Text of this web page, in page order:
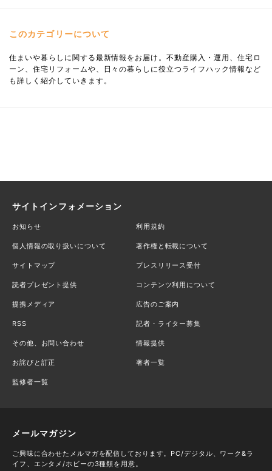
このカテゴリーについて
住まいや暮らしに関する最新情報をお届け。不動産購入・運用、住宅ロ
ーン、住宅リフォームや、日々の暮らしに役立つライフハック情報など
も詳しく紹介していきます。
サイトインフォメーション
お知らせ 利用規約
個人情報の取り扱いについて 著作権と転載について
サイトマップ プレスリリース受付
読者プレゼント提供 コンテンツ利用について
提携メディア 広告のご案内
RSS 記者・ライター募集
その他、お問い合わせ 情報提供
お詫びと訂正 著者一覧
監修者一覧
メールマガジン
ご興味に合わせたメルマガを配信しております。PC/デジタル、ワーク&ラ
イフ、エンタメ/ホビーの3種類を用意。